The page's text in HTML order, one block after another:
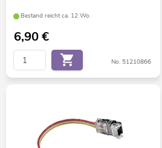
Bestand reicht ca. 12 Wo.
6,90€
No. 51210866